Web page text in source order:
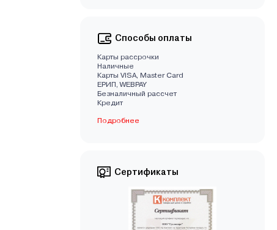
Способы оплаты
Карты рассрочки
Наличные
Карты VISA, Master Card
EРИП, WEBPAY
Безналичный рассчет
Кредит
Подробнее
Сертификаты